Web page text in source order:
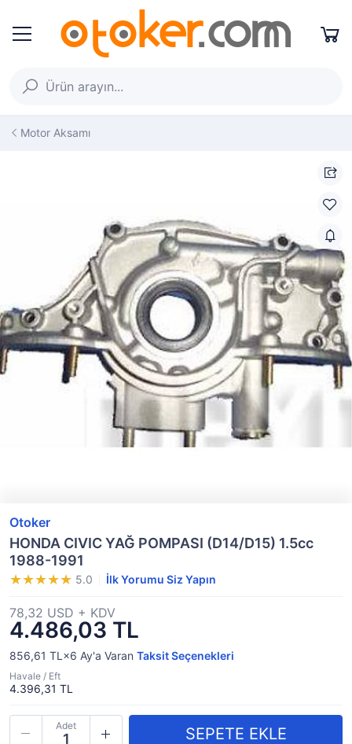
Motor Aksamı
Otoker
HONDA CIVIC YAĞ POMPASI (D14/D15) 1.5cc
1988-1991
5.0 İlk Yorumu Siz Yapın
4.486,03 TL
78,32 USD + KDV
856,61 TL×6 Ay'a Varan Taksit Seçenekleri
Havale / Eft
4.396,31 TL
Adet